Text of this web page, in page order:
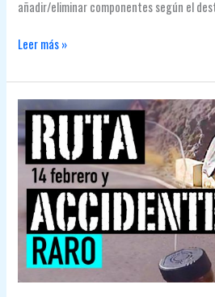
añadir/eliminar componentes según el
EQUIPAJE
HAY
EN
LAS
MALETAS
DE
MOTO?
ROPA,
MOCHILA,
HERRAMIENTAS
Leer más »